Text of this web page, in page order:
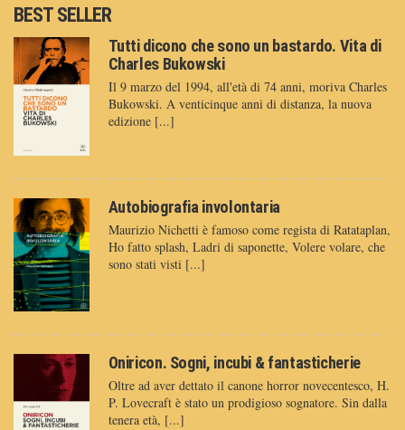
BEST SELLER
Tutti dicono che sono un bastardo. Vita di
Charles Bukowski
Il 9 marzo del 1994, all'età di 74 anni, moriva Charles
Bukowski. A venticinque anni di distanza, la nuova
edizione [...]
Autobiografia involontaria
Maurizio Nichetti è famoso come regista di Ratataplan,
Ho fatto splash, Ladri di saponette, Volere volare, che
sono stati visti [...]
Oniricon. Sogni, incubi & fantasticherie
Oltre ad aver dettato il canone horror novecentesco, H.
P. Lovecraft è stato un prodigioso sognatore. Sin dalla
tenera età, [...]